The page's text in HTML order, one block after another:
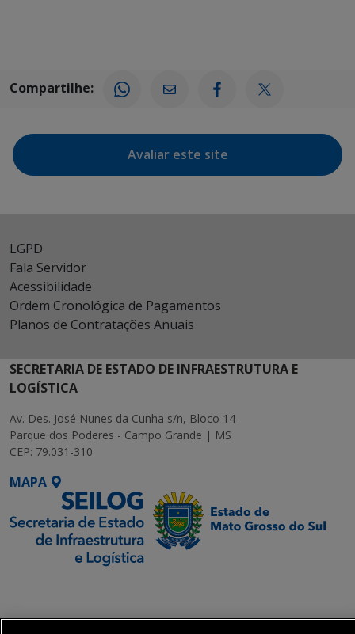
Compartilhe:
Avaliar este site
LGPD
Fala Servidor
Acessibilidade
Ordem Cronológica de Pagamentos
Planos de Contratações Anuais
SECRETARIA DE ESTADO DE INFRAESTRUTURA E
LOGÍSTICA
Av. Des. José Nunes da Cunha s/n, Bloco 14
Parque dos Poderes - Campo Grande | MS
CEP: 79.031-310
MAPA
Transformação Digital